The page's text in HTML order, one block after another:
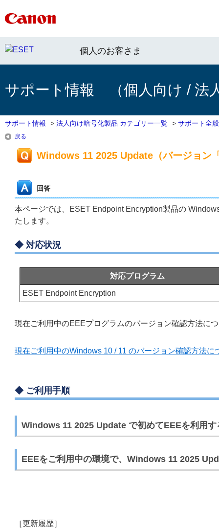
個人のお客さま
サポート情報 （個人向け / 法
サポート情報 > 法人向け暗号化製品 カテゴリー一覧 > サポート全般
戻る
Windows 11 2025 Update（バージョン
回答
本ページでは、ESET Endpoint Encryption製品の
たします。
◆ 対応状況
対応プログラム
ESET Endpoint Encryption
現在ご利用中のEEEプログラムのバージョン確認方法に
現在ご利用中のWindows 10 / 11 のバージョン確認方法に
◆ ご利用手順
Windows 11 2025 Update で初めてEEEを利用す
EEEをご利用中の環境で、Windows 11 2025
［更新履歴］